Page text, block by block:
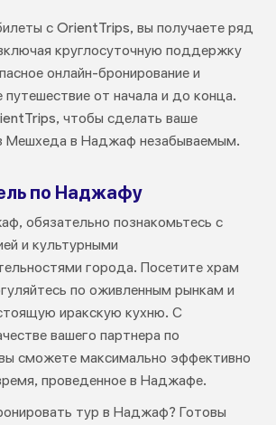
с OrientTrips, вы получаете ряд
круглосуточную поддержку
онлайн-бронирование и
от начала и до конца.
чтобы сделать ваше
Мешхеда в Наджаф незабываемым.
по Наджафу
обязательно познакомьтесь с
и культурными
города. Посетите храм
по оживленным рынкам и
иракскую кухню. С
вашего партнера по
сможете максимально эффективно
проведенное в Наджафе.
тур в Наджаф? Готовы